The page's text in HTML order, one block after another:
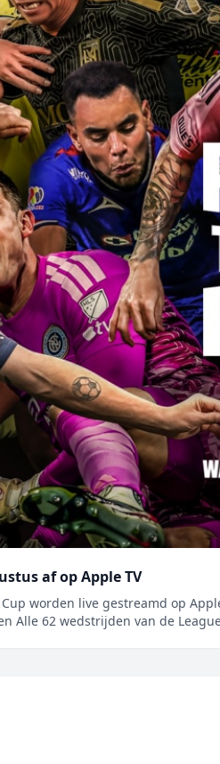
af op Apple TV
worden live gestreamd op
Alle 62 wedstrijden van de